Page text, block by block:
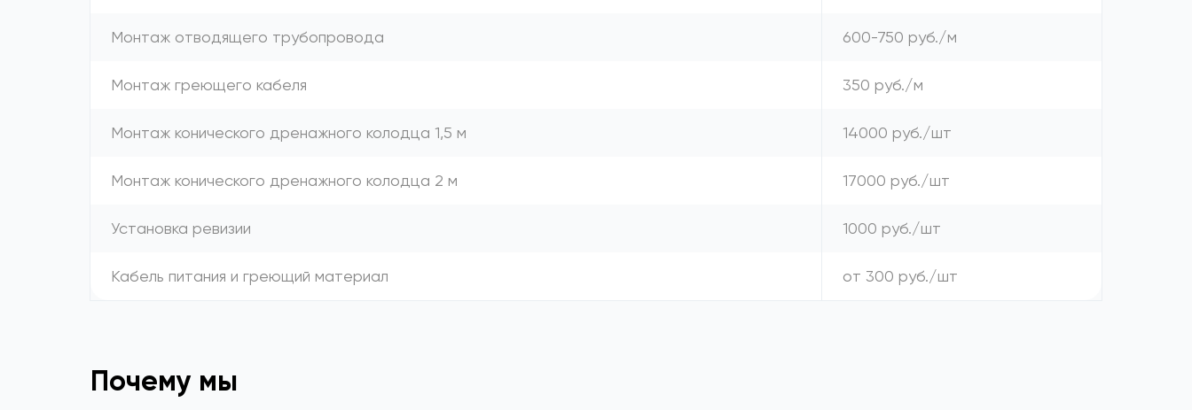
Монтаж отводящего трубопровода 600-750 руб./м
Монтаж греющего кабеля 350 руб./м
Монтаж конического дренажного колодца 1,5 м 14000 руб./шт
Монтаж конического дренажного колодца 2 м 17000 руб./шт
Установка ревизии 1000 руб./шт
Кабель питания и греющий материал от 300 руб./шт
Почему мы